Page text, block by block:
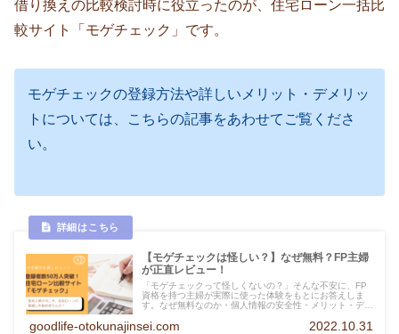
借り換えの比較検討時に役立ったのが、住宅ローン一括比
較サイト「モゲチェック」です。
モゲチェックの登録方法や詳しいメリット・デメリッ
トについては、こちらの記事をあわせてご覧くださ
い。
【モゲチェックは怪しい？】なぜ無料？FP主婦
が正直レビュー！
「モゲチェックって怪しくないの？」そんな不安に、FP
資格を持つ主婦が実際に使った体験をもとにお答えしま
す。なぜ無料なのか・個人情報の安全性・メリット・デメ
中！
goodlife-otokunajinsei.com 2022.10.31